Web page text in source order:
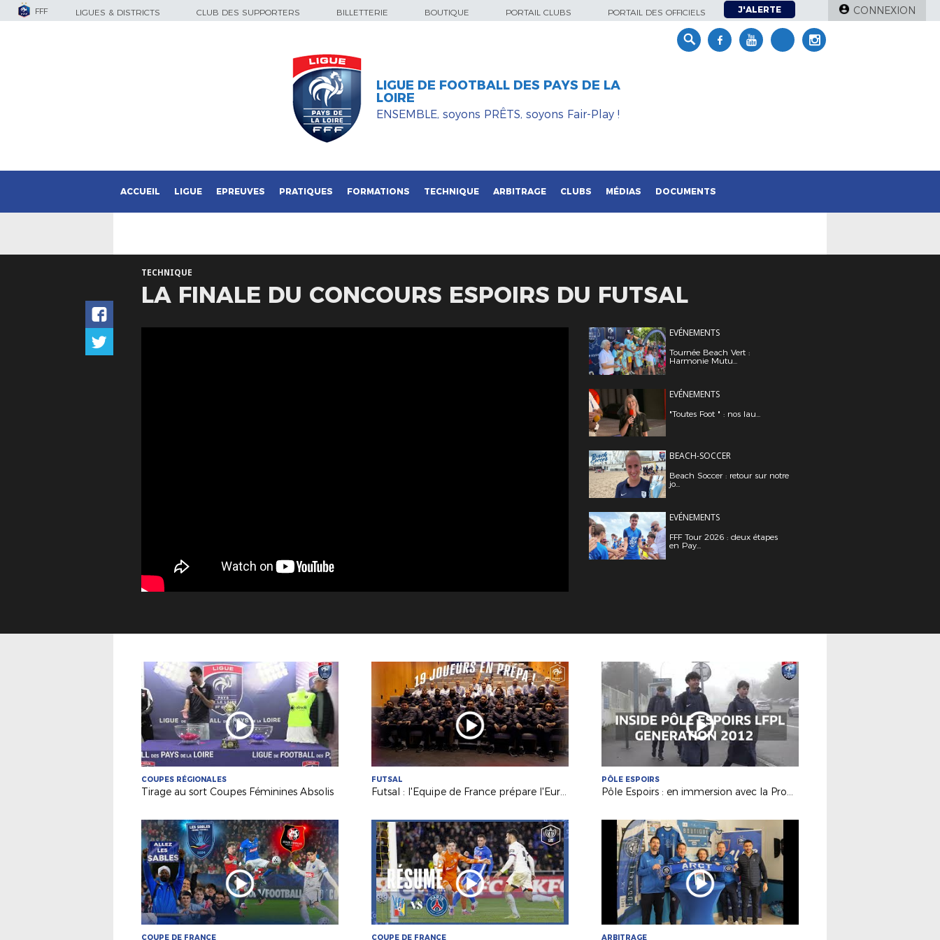
FFF LIGUES & DISTRICTS CLUB DES SUPPORTERS BILLETTERIE BOUTIQUE PORTAIL CLUBS PORTAIL DES OFFICIELS J'ALERTE CONNEXION
LIGUE DE FOOTBALL DES PAYS DE LA
LOIRE
ENSEMBLE, soyons PRÊTS, soyons Fair-Play !
ACCUEIL LIGUE EPREUVES PRATIQUES FORMATIONS TECHNIQUE ARBITRAGE CLUBS MÉDIAS DOCUMENTS
TECHNIQUE
LA FINALE DU CONCOURS ESPOIRS DU FUTSAL
EVÉNEMENTS
Tournée Beach Vert :
Harmonie Mutu...
EVÉNEMENTS
"Toutes Foot " : nos lau...
BEACH-SOCCER
Beach Soccer : retour sur notre
jo...
EVÉNEMENTS
FFF Tour 2026 : deux étapes
en Pay...
COUPES RÉGIONALES
Tirage au sort Coupes Féminines Absolis
FUTSAL
Futsal : l'Equipe de France prépare l'Euro 2026 !
PÔLE ESPOIRS
Pôle Espoirs : en immersion avec la Promotion 2012
COUPE DE FRANCE COUPE DE FRANCE ARBITRAGE